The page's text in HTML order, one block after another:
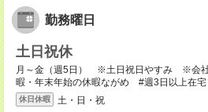
勤務曜日
土日祝休
月～金（週5日） ※土日祝日やすみ ※会
暇・年末年始の休暇ながめ #週3日以上在宅
休日休暇 土・日・祝